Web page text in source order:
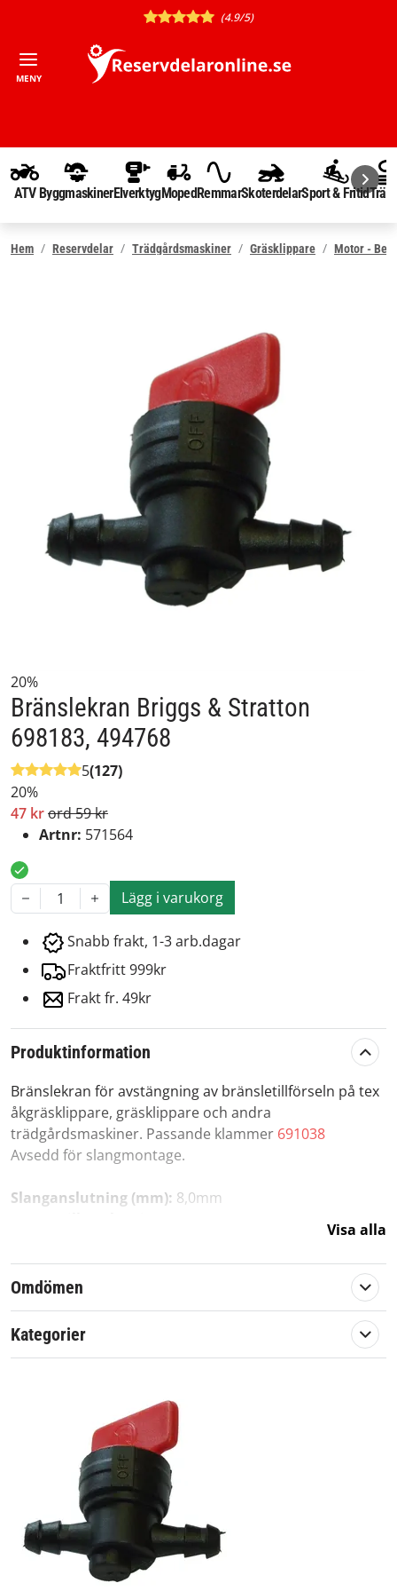
(4.9/5)
MENY
ATV ByggmaskinerElverktygMopedRemmarSkoterdelarSport & Fritid
Hem Reservdelar Trädgårdsmaskiner Gräsklippare Motor -
20%
Bränslekran Briggs & Stratton
698183, 494768
5(127)
20%
47 krord 59 kr
Artnr: 571564
1 Lägg i varukorg
Snabb frakt, 1-3 arb.dagar
Fraktfritt 999kr
Frakt fr. 49kr
Produktinformation
Bränslekran för avstängning av bränsletillförseln på tex
åkgräsklippare, gräsklippare och andra
trädgårdsmaskiner. Passande klammer 691038
Avsedd för slangmontage.
Slanganslutning (mm): 8,0mm
34212, 7034212, 54-3150
Eftermarknadsdel av hög kvalité
Passar märke:
John Deere, Cub Cadet, Biltema, AL-KO,
Toro, Tecumseh, Stiga, Snapper, Ryobi,
Kubota, Murray, MTD, McCulloch, Loncin,
Kohler, Klippo, Kawasaki, Jonsered,
Husqvarna, Honda, Flymo, Briggs &
Stratton, Alpina, Partner
Visa alla
Omdömen
Kategorier